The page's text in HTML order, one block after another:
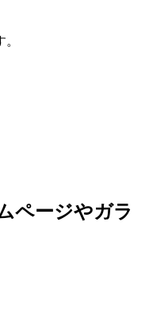
ページやガラ